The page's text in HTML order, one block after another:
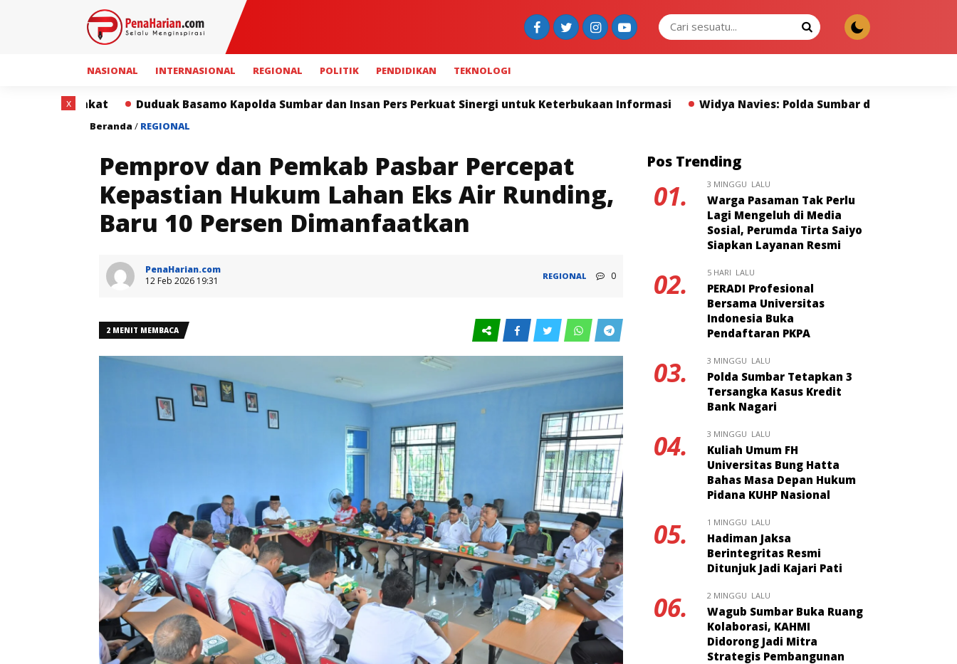
NASIONAL INTERNASIONAL REGIONAL POLITIK PENDIDIKAN TEKNOLOGI
Basamo Kapolda Sumbar dan Insan Pers Perkuat Sinergi untuk Keterbukaan Informasi Widya Navies: Polda Sumbar dan Pers Miliki Peran Strategis
Beranda / REGIONAL
Pemprov dan Pemkab Pasbar Percepat
Kepastian Hukum Lahan Eks Air Runding,
Baru 10 Persen Dimanfaatkan
PenaHarian.com
12 Feb 2026 19:31
REGIONAL 0
2 MENIT MEMBACA
Pos Trending
01. 3 MINGGU LALU
Warga Pasaman Tak Perlu
Lagi Mengeluh di Media
Sosial, Perumda Tirta Saiyo
Siapkan Layanan Resmi
02. 5 HARI LALU
PERADI Profesional
Bersama Universitas
Indonesia Buka
Pendaftaran PKPA
03. 3 MINGGU LALU
Polda Sumbar Tetapkan 3
Tersangka Kasus Kredit
Bank Nagari
04. 3 MINGGU LALU
Kuliah Umum FH
Universitas Bung Hatta
Bahas Masa Depan Hukum
Pidana KUHP Nasional
05. 1 MINGGU LALU
Hadiman Jaksa
Berintegritas Resmi
Ditunjuk Jadi Kajari Pati
06. 2 MINGGU LALU
Wagub Sumbar Buka Ruang
Kolaborasi, KAHMI
Didorong Jadi Mitra
Strategis Pembangunan
x